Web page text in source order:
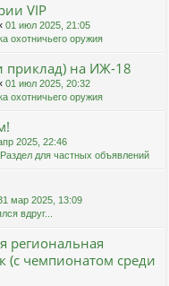
VIP
01 июл 2025, 21:05
охотничьего оружия
приклад) на ИЖ-18
01 июл 2025, 20:32
охотничьего оружия
2025, 22:46
для частных объявлений
мар 2025, 13:09
вдруг...
региональная
(с чемпионатом среди